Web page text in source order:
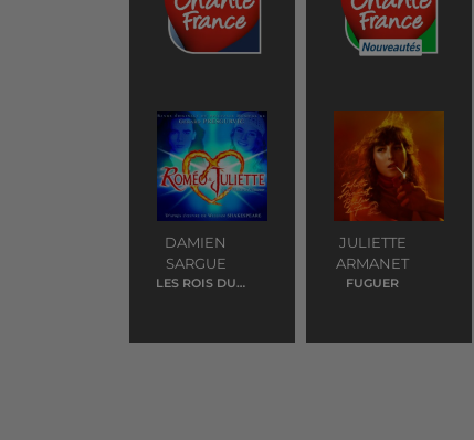
DAMIEN
SARGUE
LES ROIS DU
JULIETTE
ARMANET
FUGUER